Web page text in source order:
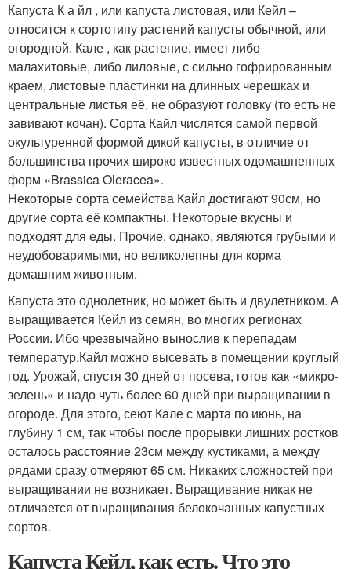
Капуста К а йл , или капуста листовая, или Кейл –
относится к сортотипу растений капусты обычной, или
огородной. Кале , как растение, имеет либо
малахитовые, либо лиловые, с сильно гофрированным
краем, листовые пластинки на длинных черешках и
центральные листья её, не образуют головку (то есть не
завивают кочан). Сорта Кайл числятся самой первой
окультуренной формой дикой капусты, в отличие от
большинства прочих широко известных одомашненных
форм «Brassica Oleracea».
Некоторые сорта семейства Кайл достигают 90см, но
другие сорта её компактны. Некоторые вкусны и
подходят для еды. Прочие, однако, являются грубыми и
неудобоваримыми, но великолепны для корма
домашним животным.
Капуста это однолетник, но может быть и двулетником. А
выращивается Кейл из семян, во многих регионах
России. Ибо чрезвычайно вынослив к перепадам
температур.Кайл можно высевать в помещении круглый
год. Урожай, спустя 30 дней от посева, готов как «микро-
зелень» и надо чуть более 60 дней при выращивании в
огороде. Для этого, сеют Кале с марта по июнь, на
глубину 1 см, так чтобы после прорывки лишних ростков
осталось расстояние 23см между кустиками, а между
рядами сразу отмеряют 65 см. Никаких сложностей при
выращивании не возникает. Выращивание никак не
отличается от выращивания белокочанных капустных
сортов.
Капуста Кейл, как есть. Что это